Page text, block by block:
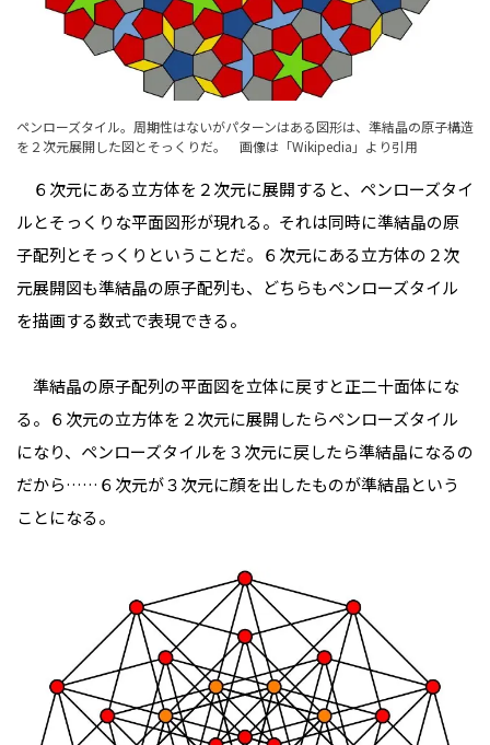
ペンローズタイル。周期性はないがパターンはある図形は、準結晶の原子構造
を２次元展開した図とそっくりだ。 画像は「Wikipedia 」より引用
６次元にある立方体を２次元に展開すると、ペンローズタイ
ルとそっくりな平面図形が現れる。それは同時に準結晶の原
子配列とそっくりということだ。６次元にある立方体の２次
元展開図も準結晶の原子配列も、どちらもペンローズタイル
を描画する数式で表現できる。
準結晶の原子配列の平面図を立体に戻すと正二十面体にな
る。６次元の立方体を２次元に展開したらペンローズタイル
になり、ペンローズタイルを３次元に戻したら準結晶になるの
だから……６次元が３次元に顔を出したものが準結晶という
ことになる。